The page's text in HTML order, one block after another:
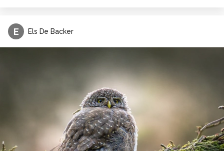
E Els De Backer